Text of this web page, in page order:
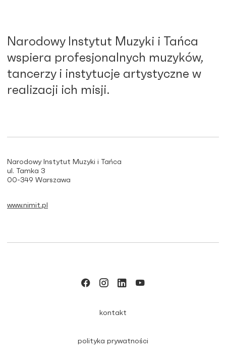
Narodowy Instytut Muzyki i Tańca
wspiera profesjonalnych muzyków,
tancerzy i instytucje artystyczne w
realizacji ich misji.
Narodowy Instytut Muzyki i Tańca
ul. Tamka 3
00-349 Warszawa
www.nimit.pl
kontakt
polityka prywatności